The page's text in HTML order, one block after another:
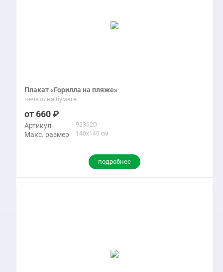
Плакат «Горилла на пляже»
печать на бумаге
660
Артикул 92362D
Макс. размер 140x140 см
подробнее